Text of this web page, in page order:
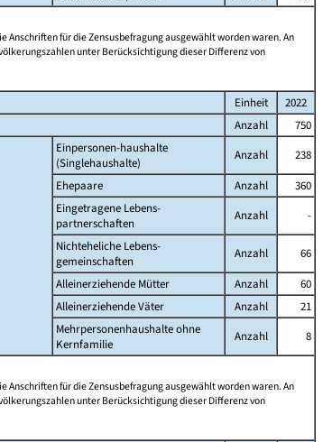
für die Zensusbefragung ausgewählt worden waren. An
unter Berücksichtigung dieser Differenz von
Einheit
2022
Anzahl
750
Einpersonen-haushalte
(Singlehaushalte)
Anzahl
238
Ehepaare
Anzahl
360
Eingetragene Lebens-
partnerschaften
Anzahl
-
Nichteheliche Lebens-
gemeinschaften
Anzahl
66
Alleinerziehende Mütter
Anzahl
60
Alleinerziehende Väter
Anzahl
21
Mehrpersonenhaushalte ohne
Kernfamilie
Anzahl
8
für die Zensusbefragung ausgewählt worden waren. An
unter Berücksichtigung dieser Differenz von